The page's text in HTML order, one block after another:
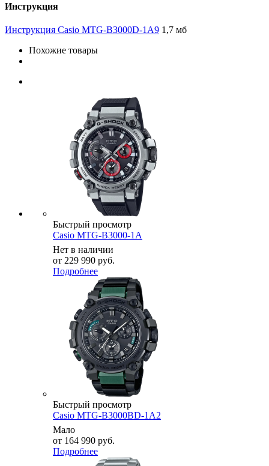
Инструкция
Инструкция Casio MTG-B3000D-1A9 1,7 мб
Похожие товары
Быстрый просмотр
Casio MTG-B3000-1A
Нет в наличии
от 229 990 руб.
Подробнее
Быстрый просмотр
Casio MTG-B3000BD-1A2
Мало
от 164 990 руб.
Подробнее